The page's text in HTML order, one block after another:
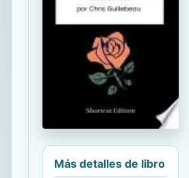
Más detalles de libro